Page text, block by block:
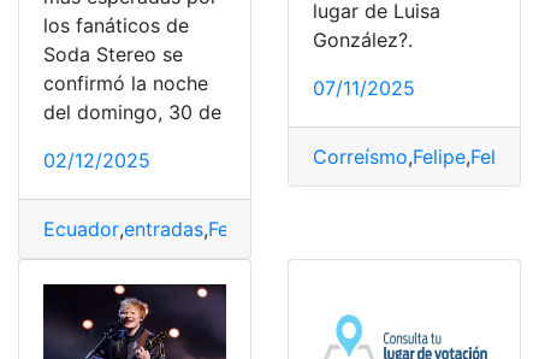
los fanáticos de
Soda Stereo se
confirmó la noche
del domingo, 30 de
02/12/2025
Ecuador,entradas,Fecha
lugar de Luisa
González?.
07/11/2025
Correísmo,Felipe,Felipe